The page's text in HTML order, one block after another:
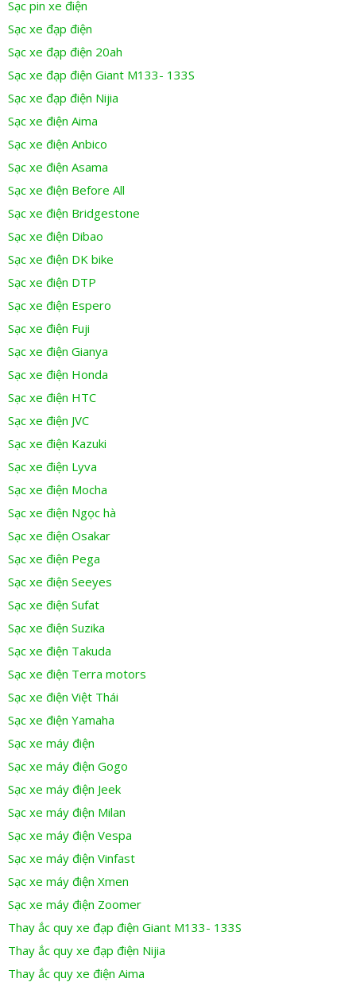
Sạc pin xe điện
Sạc xe đạp điện
Sạc xe đạp điện 20ah
Sạc xe đạp điện Giant M133- 133S
Sạc xe đạp điện Nijia
Sạc xe điện Aima
Sạc xe điện Anbico
Sạc xe điện Asama
Sạc xe điện Before All
Sạc xe điện Bridgestone
Sạc xe điện Dibao
Sạc xe điện DK bike
Sạc xe điện DTP
Sạc xe điện Espero
Sạc xe điện Fuji
Sạc xe điện Gianya
Sạc xe điện Honda
Sạc xe điện HTC
Sạc xe điện JVC
Sạc xe điện Kazuki
Sạc xe điện Lyva
Sạc xe điện Mocha
Sạc xe điện Ngọc hà
Sạc xe điện Osakar
Sạc xe điện Pega
Sạc xe điện Seeyes
Sạc xe điện Sufat
Sạc xe điện Suzika
Sạc xe điện Takuda
Sạc xe điện Terra motors
Sạc xe điện Việt Thái
Sạc xe điện Yamaha
Sạc xe máy điện
Sạc xe máy điện Gogo
Sạc xe máy điện Jeek
Sạc xe máy điện Milan
Sạc xe máy điện Vespa
Sạc xe máy điện Vinfast
Sạc xe máy điện Xmen
Sạc xe máy điện Zoomer
Thay ắc quy xe đạp điện Giant M133- 133S
Thay ắc quy xe đạp điện Nijia
Thay ắc quy xe điện Aima